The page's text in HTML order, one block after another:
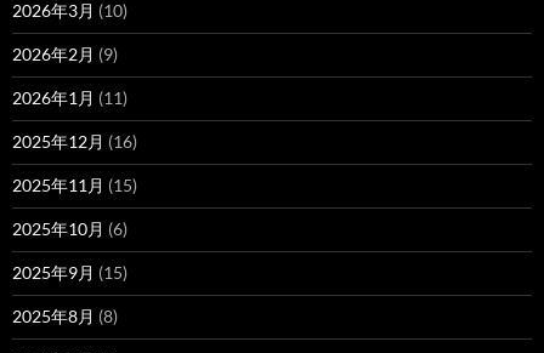
2026年3月 (10)
2026年2月 (9)
2026年1月 (11)
2025年12月 (16)
2025年11月 (15)
2025年10月 (6)
2025年9月 (15)
2025年8月 (8)